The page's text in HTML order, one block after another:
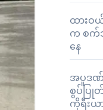
ထားဝ
က စက်
နေ
အပူဒဏ်
စွပ်ပြု
ကိုရီးယ